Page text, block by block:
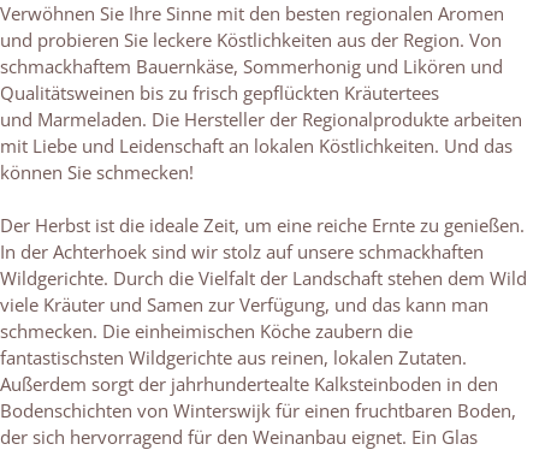
Verwöhnen Sie Ihre Sinne mit den besten regionalen Aromen
und probieren Sie leckere Köstlichkeiten aus der Region. Von
schmackhaftem Bauernkäse, Sommerhonig und Likören und
Qualitätsweinen bis zu frisch gepflückten Kräutertees
und Marmeladen. Die Hersteller der Regionalprodukte arbeiten
mit Liebe und Leidenschaft an lokalen Köstlichkeiten. Und das
können Sie schmecken!
Der Herbst ist die ideale Zeit, um eine reiche Ernte zu genießen.
In der Achterhoek sind wir stolz auf unsere schmackhaften
Wildgerichte. Durch die Vielfalt der Landschaft stehen dem Wild
viele Kräuter und Samen zur Verfügung, und das kann man
schmecken. Die einheimischen Köche zaubern die
fantastischsten Wildgerichte aus reinen, lokalen Zutaten.
Außerdem sorgt der jahrhundertealte Kalksteinboden in den
Bodenschichten von Winterswijk für einen fruchtbaren Boden,
der sich hervorragend für den Weinanbau eignet. Ein Glas